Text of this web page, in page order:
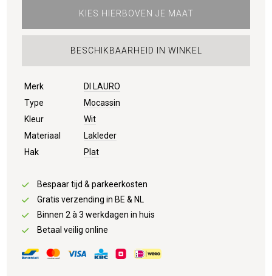
KIES HIERBOVEN JE MAAT
BESCHIKBAARHEID IN WINKEL
Merk
DI LAURO
Type
Mocassin
Kleur
Wit
Materiaal
Lakleder
Hak
Plat
Bespaar tijd & parkeerkosten
Gratis verzending in BE & NL
Binnen 2 à 3 werkdagen in huis
Betaal veilig online